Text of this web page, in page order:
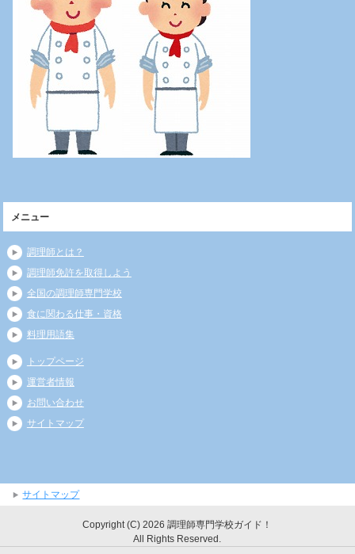
メニュー
調理師とは？
調理師免許を取得しよう
全国の調理師専門学校
食に関わる仕事・資格
料理用語集
トップページ
運営者情報
お問い合わせ
サイトマップ
サイトマップ
Copyright (C) 2026 調理師専門学校ガイド！
All Rights Reserved.